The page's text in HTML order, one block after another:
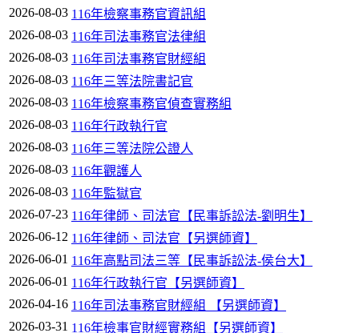
2026-08-03 116年檢察事務官資訊組
2026-08-03 116年司法事務官法律組
2026-08-03 116年司法事務官財經組
2026-08-03 116年三等法院書記官
2026-08-03 116年檢察事務官偵查實務組
2026-08-03 116年行政執行官
2026-08-03 116年三等法院公證人
2026-08-03 116年觀護人
2026-08-03 116年監獄官
2026-07-23 116年律師、司法官【民事訴訟法-劉明生】
2026-06-12 116年律師、司法官【另選師資】
2026-06-01 116年高點司法三等【民事訴訟法-侯台大】
2026-06-01 116年行政執行官【另選師資】
2026-04-16 116年司法事務官財經組 【另選師資】
2026-03-31 116年檢事官財經實務組【另選師資】